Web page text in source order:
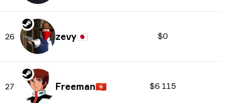
26 zevy🇯🇵 $0
27 Freeman🇭🇰 $6 115